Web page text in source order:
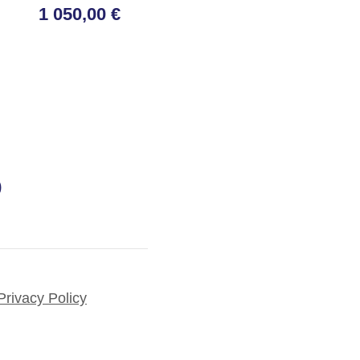
1 050,00 €
Policy